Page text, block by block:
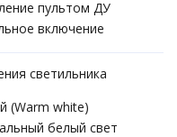
пультом ДУ
включение
светильника
(Warm white)
белый свет